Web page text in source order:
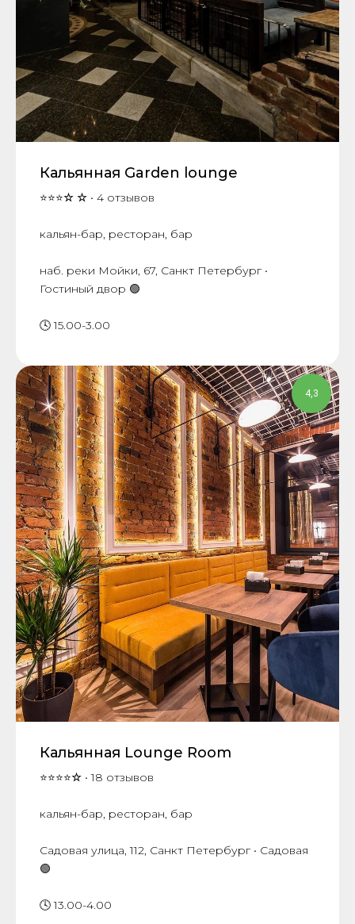
Кальянная Garden lounge
⭐⭐⭐☆ ☆ • 4 отзывов
кальян-бар, ресторан, бар
​наб. реки Мойки, 67, Санкт Петербург •
Гостиный двор 🟢
🕓 15.00-3.00
4,3
Кальянная Lounge Room
⭐⭐⭐⭐☆ • 18 отзывов
кальян-бар, ресторан, бар
​Садовая улица, 11​2, Санкт Петербург • Садовая
🟢
🕓 13.00-4.00